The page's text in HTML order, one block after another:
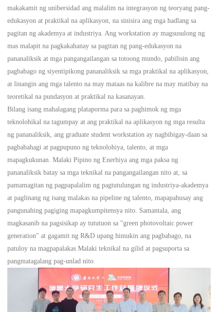
makakamit ng unibersidad ang malalim na integrasyon ng teoryang pang-
edukasyon at praktikal na aplikasyon, na sinisira ang mga hadlang sa
pagitan ng akademya at industriya. Ang workstation ay magsusulong ng
mas malapit na pagkakahanay sa pagitan ng pang-edukasyon na
pananaliksik at mga pangangailangan sa totoong mundo, pabilisin ang
pagbabago ng siyentipikong pananaliksik sa mga praktikal na aplikasyon,
at linangin ang mga talento na may mataas na kalibre na may matibay na
teoretikal na pundasyon at praktikal na kasanayan.
Bilang isang mahalagang plataporma para sa paghimok ng mga
teknolohikal na tagumpay at ang praktikal na aplikasyon ng mga resulta
ng pananaliksik, ang graduate student workstation ay nagbibigay-daan sa
pagbabahagi at pagpupuno ng teknolohiya, talento, at mga
mapagkukunan. Malaki Pipino ng Enerhiya ang mga paksa ng
pananaliksik batay sa mga teknikal na pangangailangan nito at, sa
pamamagitan ng pagpapalalim ng pagtutulungan ng industriya-akademya
at paglinang ng isang malakas na pipeline ng talento, mapapahusay ang
pangunahing pagiging mapagkumpitensya nito. Samantala, ang
magkasanib na pagsisikap ay tututuon sa "green photovoltaic power
generation" at gagamit ng R&D upang himukin ang pagbabago, na
patuloy na magpapalakas Malaki teknikal na gilid at pagsuporta sa
pangmatagalang pag-unlad nito.